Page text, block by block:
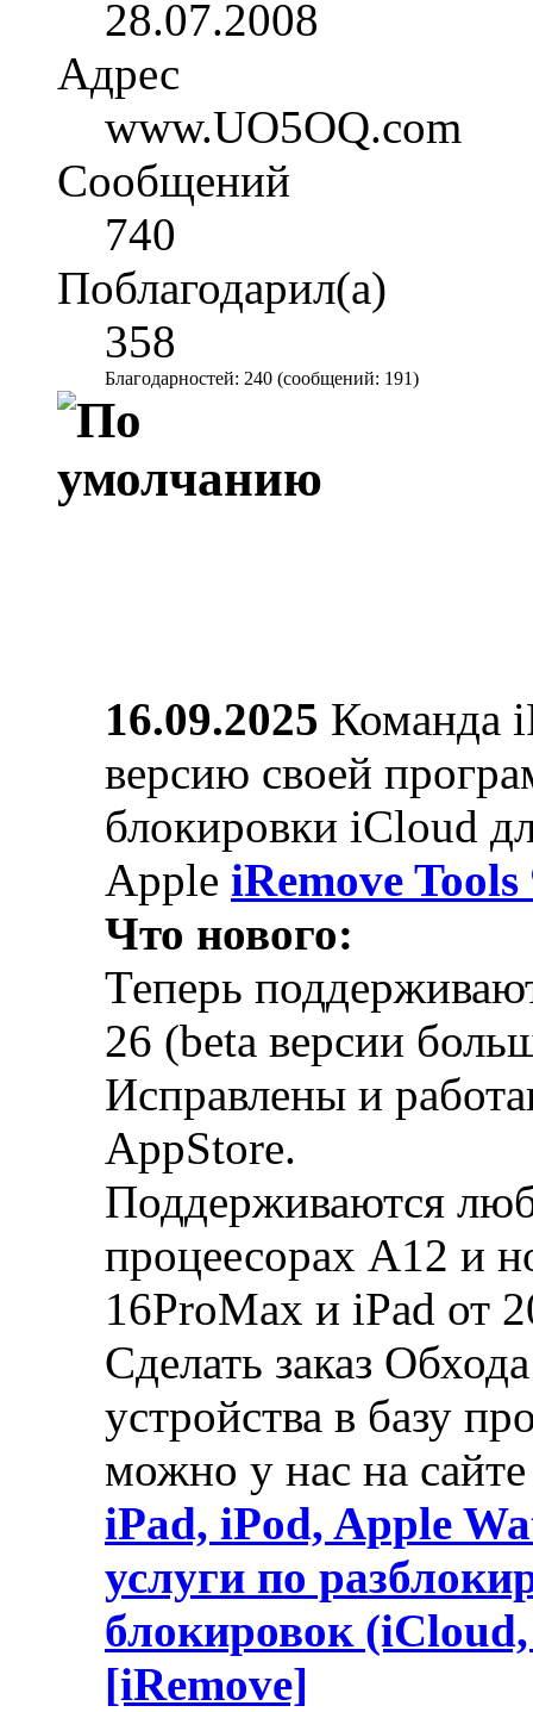
28.07.2008
Адрес
www.UO5OQ.com
Сообщений
740
Поблагодарил(а)
358
Благодарностей: 240 (сообщений: 191)
16.09.2025 Команда
версию своей
блокировки iCloud
Apple iRemove Tools
Что нового:
Теперь
26 (beta версии
Исправлены и
AppStore.
Поддерживаются
процеесорах A12 и
16ProMax и iPad от
Сделать заказ
устройства в базу
можно у нас на
iPad, iPod, Apple
услуги по
блокировок
[iRemove]